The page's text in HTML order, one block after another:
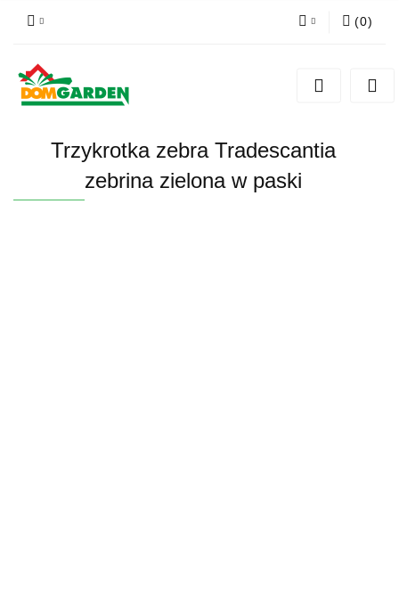
Zarejestruj się
Zgody cookies
(0)
Trzykrotka zebra Tradescantia
zebrina zielona w paski